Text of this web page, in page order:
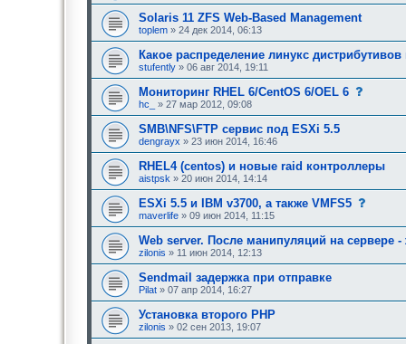
Solaris 11 ZFS Web-Based Management
toplem » 24 дек 2014, 06:13
Какое распределение линукс дистрибутивов
stufently » 06 авг 2014, 19:11
Мониторинг RHEL 6/CentOS 6/OEL 6
н
и
,
у
щ
р
hc_ » 27 мар 2012, 09:08
SMB\NFS\FTP сервис под ESXi 5.5
dengrayx » 23 июн 2014, 16:46
RHEL4 (centos) и новые raid контроллеры
aistpsk » 20 июн 2014, 14:14
ESXi 5.5 и IBM v3700, а также VMFS5
щ
н
,
maverlife » 09 июн 2014, 11:15
Web server. После манипуляций на сервере -
zilonis » 11 июн 2014, 12:13
Sendmail задержка при отправке
Pilat » 07 апр 2014, 16:27
Установка второго PHP
zilonis » 02 сен 2013, 19:07